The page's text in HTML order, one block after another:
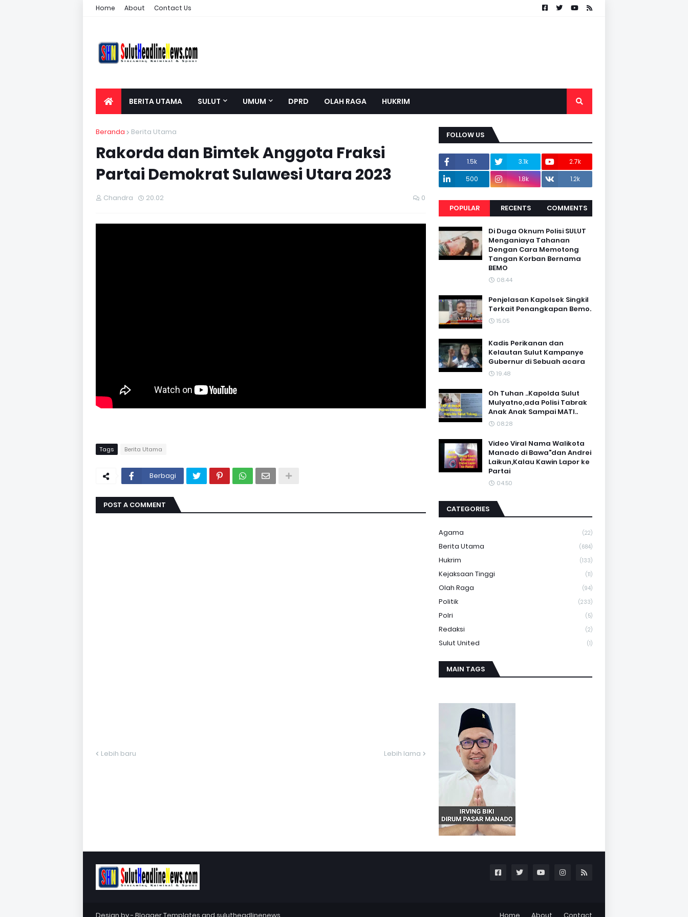
Home About Contact Us
BERITA UTAMA SULUT UMUM DPRD OLAH RAGA HUKRIM
Beranda Berita Utama
Rakorda dan Bimtek Anggota Fraksi
Partai Demokrat Sulawesi Utara 2023
Chandra 20.02 0
Tags Berita Utama
Berbagi
POST A COMMENT
Lebih baru Lebih lama
FOLLOW US
1.5k 3.1k
2.7k
500
1.8k 1.2k
POPULAR RECENTS COMMENTS
Di Duga Oknum Polisi SULUT
Menganiaya Tahanan
Dengan Cara Memotong
Tangan Korban Bernama
BEMO
08.44
Penjelasan Kapolsek Singkil
Terkait Penangkapan Bemo.
15.05
Kadis Perikanan dan
Kelautan Sulut Kampanye
Gubernur di Sebuah acara
19.48
Oh Tuhan ..Kapolda Sulut
Mulyatno,ada Polisi Tabrak
Anak Anak Sampai MATI..
08.28
Video Viral Nama Walikota
Manado di Bawa"dan Andrei
Laikun,Kalau Kawin Lapor ke
Partai
04.50
CATEGORIES
Agama (22)
Berita Utama (684)
Hukrim (133)
Kejaksaan Tinggi (11)
Olah Raga (94)
Politik (233)
Polri (5)
Redaksi (2)
Sulut United (1)
MAIN TAGS